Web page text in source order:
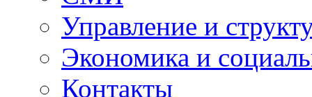
Управление и
Экономика и
Контакты